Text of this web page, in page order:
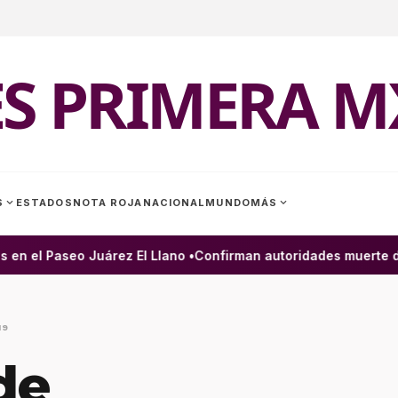
PRIMERA
expand_more ESTADOS NOTA ROJA NACIONAL MUNDOMÁS expand_more
el Paseo Juárez El Llano •Confirman autoridades muerte